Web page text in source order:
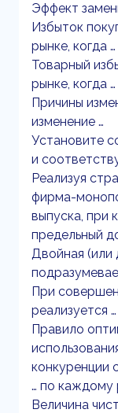
Эффект
Избыток
рынке, когда …
Товарный
рынке, когда …
Причины
изменение …
Установите
и
Реализуя
фирма-
выпуска, при
предельный
Двойная (или
При
реализуется
Правило
конкуренции
… по каждому
Величина